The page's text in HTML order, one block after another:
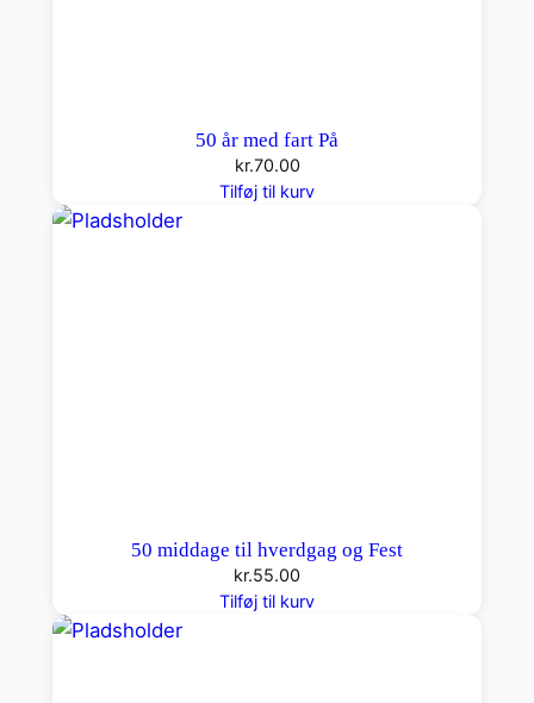
50 år med fart På
kr.70.00
Tilføj til kurv
50 middage til hverdgag og Fest
kr.55.00
Tilføj til kurv